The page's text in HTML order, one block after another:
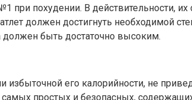
похудении. В действительности, их
должен достигнуть необходимой
должен быть достаточно высоким.
его калорийности, не
простых и безопасных,